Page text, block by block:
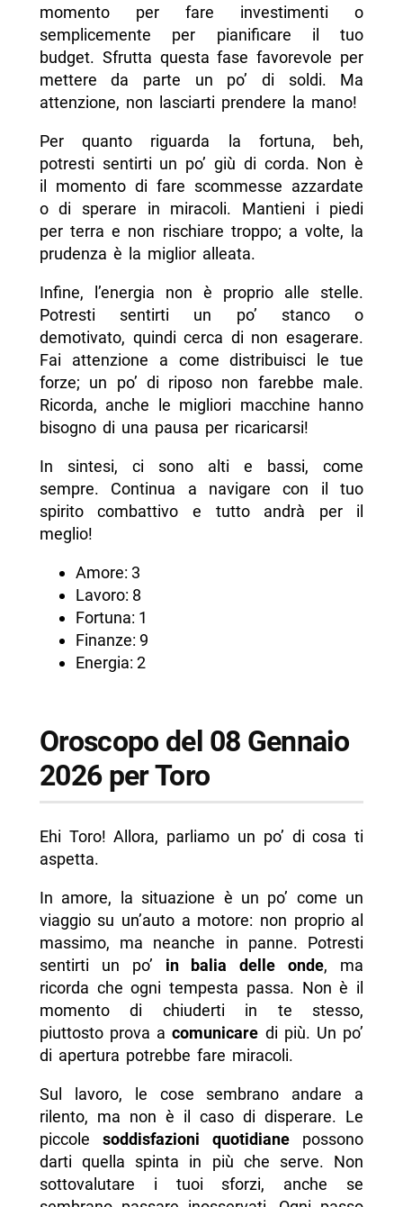
momento per fare investimenti o
semplicemente per pianificare il tuo
budget. Sfrutta questa fase favorevole per
mettere da parte un po’ di soldi. Ma
attenzione, non lasciarti prendere la mano!
Per quanto riguarda la fortuna, beh,
potresti sentirti un po’ giù di corda. Non è
il momento di fare scommesse azzardate
o di sperare in miracoli. Mantieni i piedi
per terra e non rischiare troppo; a volte, la
prudenza è la miglior alleata.
Infine, l’energia non è proprio alle stelle.
Potresti sentirti un po’ stanco o
demotivato, quindi cerca di non esagerare.
Fai attenzione a come distribuisci le tue
forze; un po’ di riposo non farebbe male.
Ricorda, anche le migliori macchine hanno
bisogno di una pausa per ricaricarsi!
In sintesi, ci sono alti e bassi, come
sempre. Continua a navigare con il tuo
spirito combattivo e tutto andrà per il
meglio!
Amore: 3
Lavoro: 8
Fortuna: 1
Finanze: 9
Energia: 2
Oroscopo del 08 Gennaio
2026 per Toro
Ehi Toro! Allora, parliamo un po’ di cosa ti
aspetta.
In amore, la situazione è un po’ come un
viaggio su un’auto a motore: non proprio al
massimo, ma neanche in panne. Potresti
sentirti un po’ in balia delle onde, ma
ricorda che ogni tempesta passa. Non è il
momento di chiuderti in te stesso,
piuttosto prova acomunicare di più. Un po’
di apertura potrebbe fare miracoli.
Sul lavoro, le cose sembrano andare a
rilento, ma non è il caso di disperare. Le
piccole soddisfazioni quotidiane possono
darti quella spinta in più che serve. Non
sottovalutare i tuoi sforzi, anche se